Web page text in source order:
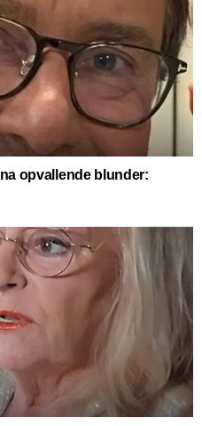
opvallende blunder: